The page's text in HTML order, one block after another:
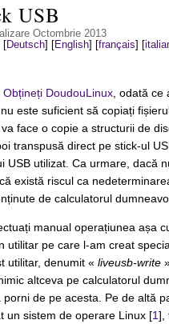
USB
Octombrie 2013
Deutsch] English] français
Obțineți DoudouLinux, odată ce
este suficient să copiați
face o copie a structurii de
transpusă direct pe stick-ul
USB utilizat. Ca urmare, dacă
există riscul ca
de calculatorul
manual operațiunea așa
utilitar pe care l-am creat
utilitar, denumit « liveusb-write
altceva pe calculatorul
de pe acesta. Pe de altă
un sistem de operare Linux [1],